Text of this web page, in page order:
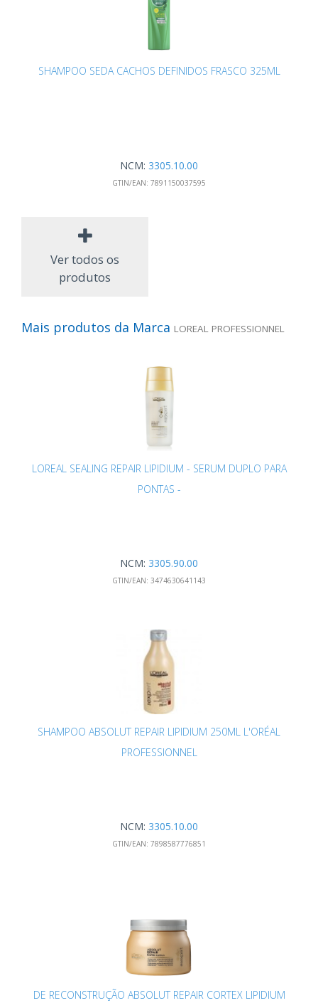
SHAMPOO SEDA CACHOS DEFINIDOS FRASCO 325ML
NCM: 3305.10.00
GTIN/EAN: 7891150037595
Ver todos os
produtos
Mais produtos da Marca LOREAL PROFESSIONNEL
LOREAL SEALING REPAIR LIPIDIUM - SERUM DUPLO PARA
PONTAS -
NCM: 3305.90.00
GTIN/EAN: 3474630641143
SHAMPOO ABSOLUT REPAIR LIPIDIUM 250ML L'ORÉAL
PROFESSIONNEL
NCM: 3305.10.00
GTIN/EAN: 7898587776851
DE RECONSTRUÇÃO ABSOLUT REPAIR CORTEX LIPIDIUM